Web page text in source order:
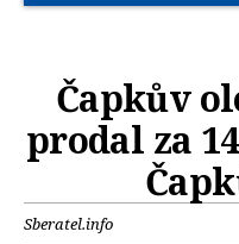
Čapkův
prodal za
Sberatel.info